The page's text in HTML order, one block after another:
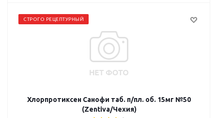
СТРОГО РЕЦЕПТУРНЫЙ
Хлорпротиксен Санофи таб. п/пл. об. 15мг №50
(Zentiva/Чехия)